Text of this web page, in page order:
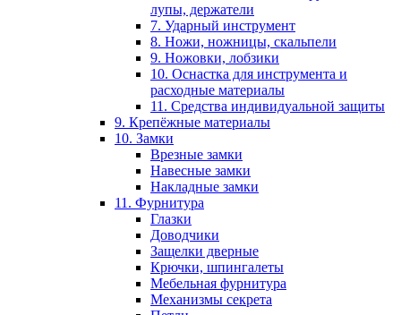
лупы, держатели
7. Ударный инструмент
8. Ножи, ножницы, скальпели
9. Ножовки, лобзики
10. Оснастка для инструмента и
расходные материалы
11. Средства индивидуальной защиты
9. Крепёжные материалы
10. Замки
Врезные замки
Навесные замки
Накладные замки
11. Фурнитура
Глазки
Доводчики
Защелки дверные
Крючки, шпингалеты
Мебельная фурнитура
Механизмы секрета